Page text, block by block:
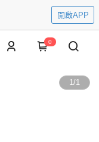
開啟APP
0
1/1